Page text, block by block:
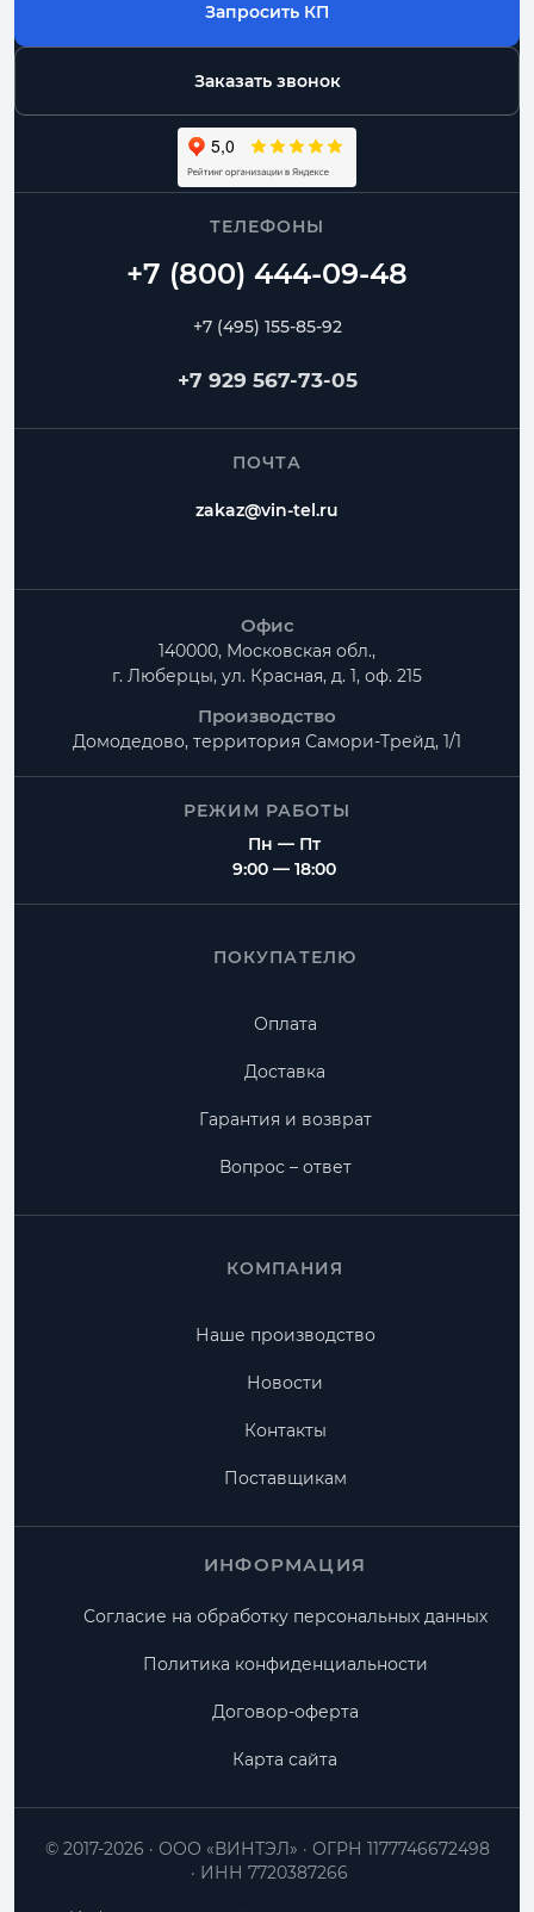
типовые позиции и нестандарт по чертежу
Комплектом
воздуховоды, фасонные части, фланцы
От производителя
Переходы Угловые отводы
Радиусные отводы Тройники
круглой врезкой?
Запросить КП
Заказать звонок
ТЕЛЕФОНЫ
+7 (495) 155-85-92
+7 929 567-73-05
ПОЧТА
zakaz@vin-tel.ru
Офис
140000, Московская обл.,
г. Люберцы, ул. Красная, д. 1, оф. 215
Производство
Домодедово, территория Самори-Трейд, 1/1
РЕЖИМ РАБОТЫ
Пн — Пт
9:00 — 18:00
ПОКУПАТЕЛЮ
Оплата
Доставка
Гарантия и возврат
Вопрос – ответ
КОМПАНИЯ
Наше производство
Новости
Контакты
Поставщикам
ИНФОРМАЦИЯ
Согласие на обработку персональных данных
Политика конфиденциальности
Договор-оферта
Карта сайта
ООО «ВИНТЭЛ»
ОГРН 1177746672498
ИНН 7720387266
© 2017-2026